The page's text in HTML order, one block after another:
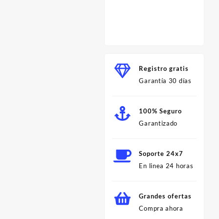
Registro gratis
Garantía 30 días
100% Seguro
Garantizado
Soporte 24x7
En linea 24 horas
Grandes ofertas
Compra ahora